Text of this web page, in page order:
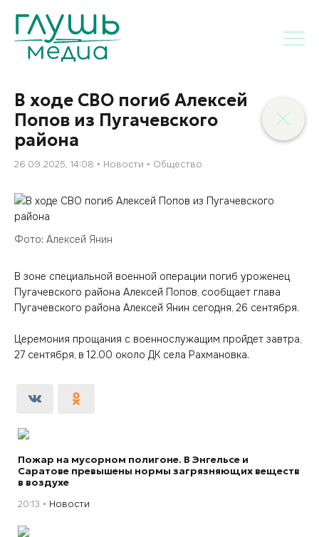
В ходе СВО погиб Алексей
Попов из Пугачевского
района
26.09.2025, 14:08 Новости Общество
Фото: Алексей Янин
В зоне специальной военной операции погиб уроженец
Пугачевского района Алексей Попов, сообщает глава
Пугачевского района Алексей Янин сегодня, 26 сентября.
Церемония прощания с военнослужащим пройдет завтра,
27 сентября, в 12.00 около ДК села Рахмановка.
Пожар на мусорном полигоне. В Энгельсе и
Саратове превышены нормы загрязняющих веществ
в воздухе
20:13 Новости